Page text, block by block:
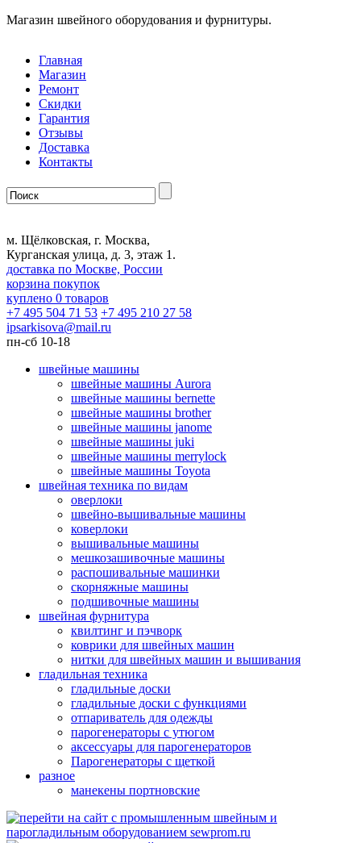
Магазин швейного оборудования и фурнитуры.
Главная
Магазин
Ремонт
Скидки
Гарантия
Отзывы
Доставка
Контакты
м. Щёлковская, г. Москва,
Курганская улица, д. 3, этаж 1.
доставка по Москве, России
корзина покупок
куплено 0 товаров
+7 495 504 71 53 +7 495 210 27 58
ipsarkisova@mail.ru
пн-сб 10-18
швейные машины
швейные машины Aurora
швейные машины bernette
швейные машины brother
швейные машины janome
швейные машины juki
швейные машины merrylock
швейные машины Toyota
швейная техника по видам
оверлоки
швейно-вышивальные машины
коверлоки
вышивальные машины
мешкозашивочные машины
распошивальные машинки
скорняжные машины
подшивочные машины
швейная фурнитура
квилтинг и пэчворк
коврики для швейных машин
нитки для швейных машин и вышивания
гладильная техника
гладильные доски
гладильные доски с функциями
отпариватель для одежды
парогенераторы с утюгом
аксессуары для парогенераторов
Парогенераторы с щеткой
разное
манекены портновские